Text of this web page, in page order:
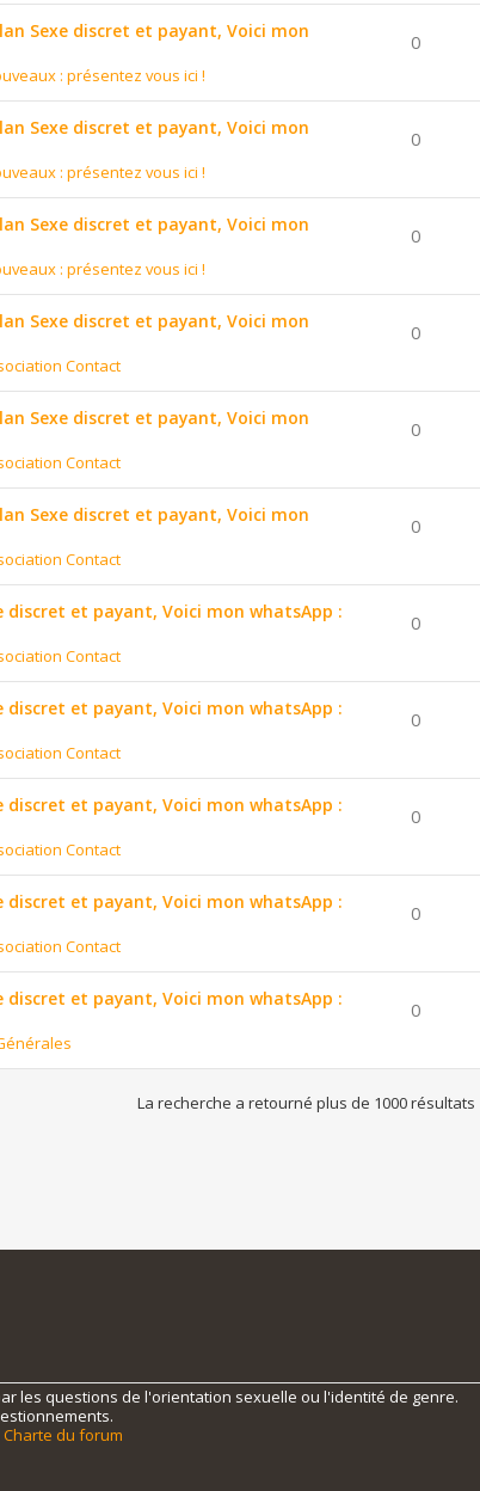
Sexe discret et payant, Voici mon
: présentez vous ici !
0
Sexe discret et payant, Voici mon
: présentez vous ici !
0
Sexe discret et payant, Voici mon
: présentez vous ici !
0
Sexe discret et payant, Voici mon
Contact
0
Sexe discret et payant, Voici mon
Contact
0
Sexe discret et payant, Voici mon
Contact
0
discret et payant, Voici mon whatsApp :
Contact
0
discret et payant, Voici mon whatsApp :
Contact
0
discret et payant, Voici mon whatsApp :
Contact
0
discret et payant, Voici mon whatsApp :
Contact
0
discret et payant, Voici mon whatsApp :
0
La recherche a retourné plus de 1000 résultats
les questions de l'orientation sexuelle ou l'identité de genre.
Charte du forum